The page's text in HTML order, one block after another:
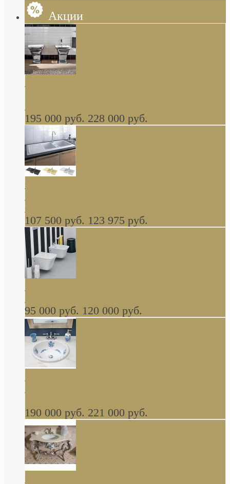
Акции
Butterfly Scarabeo КОМПЛЕКТ санфаянса
глянцевая платина В НАЛИЧИИ
195 000 руб. 228 000 руб.
керамическая мойка 1160 x 510 мм белая,
серая, черная, бежевая В НАЛИЧИИ
107 500 руб. 123 975 руб.
навесное КОМПЛЕКТ
95 000 руб. 120 000 руб.
Decorated Bathroom раковина овальная
встраиваемая для ванной с рисунком синяя
роза В НАЛИЧИИ
190 000 руб. 221 000 руб.